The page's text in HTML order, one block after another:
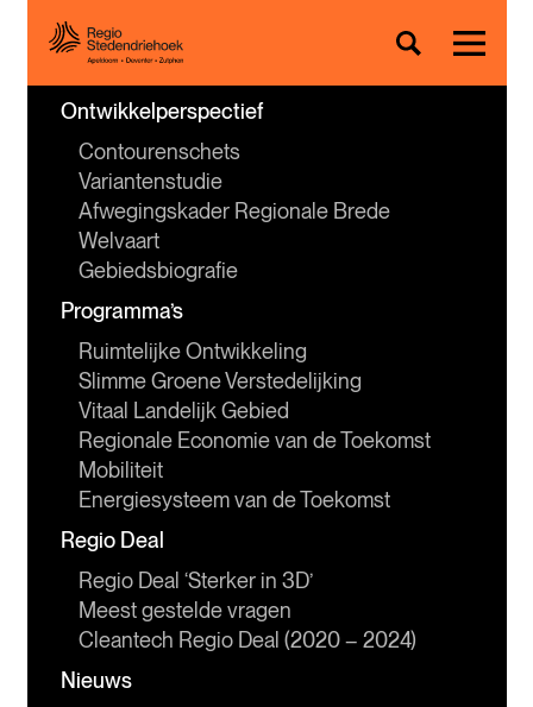
Ontwikkelperspectief
Contourenschets
Variantenstudie
Afwegingskader Regionale Brede
Welvaart
Gebiedsbiografie
Programma’s
Ruimtelijke Ontwikkeling
Slimme Groene Verstedelijking
Vitaal Landelijk Gebied
Regionale Economie van de Toekomst
Mobiliteit
Energiesysteem van de Toekomst
Regio Deal
Regio Deal ‘Sterker in 3D’
Meest gestelde vragen
Cleantech Regio Deal (2020 – 2024)
Nieuws